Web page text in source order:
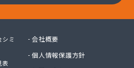
野営業所
野支店 長野LPガス販売所
社 佐久平営業所
ミ
表
会社概要
個人情報保護方針